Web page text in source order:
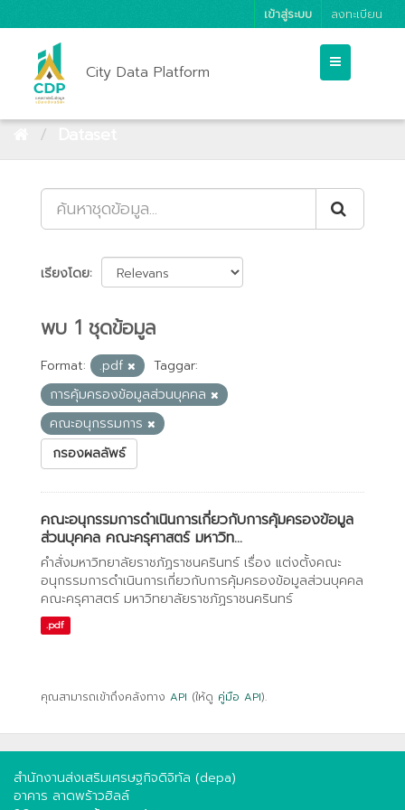
เข้าสู่ระบบ ลงทะเบียน
City Data Platform
เรียงโดย
พบ 1 ชุดข้อมูล
Format: .pdf
Taggar:
การคุ้มครองข้อมูลส่วนบุคคล
คณะอนุกรรมการ
กรองผลลัพธ์
คณะอนุกรรมการดำเนินการเกี่ยวกับการคุ้มครองข้อมูล
ส่วนบุคคล คณะครุศาสตร์ มหาวิท...
คำสั่งมหาวิทยาลัยราชภัฏราชนครินทร์ เรื่อง แต่งตั้งคณะ
อนุกรรมการดำเนินการเกี่ยวกับการคุ้มครองข้อมูลส่วนบุคคล
คณะครุศาสตร์ มหาวิทยาลัยราชภัฏราชนครินทร์
.pdf
คุณสามารถเข้าถึงคลังทาง API (ให้ดู คู่มือ API).
สำนักงานส่งเสริมเศรษฐกิจดิจิทัล (depa)
อาคาร ลาดพร้าวฮิลล์